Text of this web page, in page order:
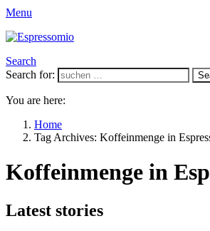
Menu
Search
Search for:
You are here:
Home
Tag Archives: Koffeinmenge in
Koffeinmenge in
Latest stories